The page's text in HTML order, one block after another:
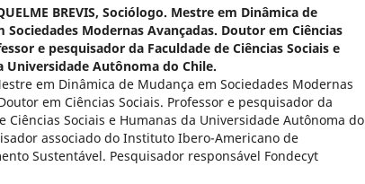
BREVIS, Sociólogo. Mestre em Dinâmica de
Sociedades Modernas Avançadas. Doutor em Ciências
e pesquisador da Faculdade de Ciências Sociais e
Universidade Autônoma do Chile.
em Dinâmica de Mudança em Sociedades Modernas
em Ciências Sociais. Professor e pesquisador da
Ciências Sociais e Humanas da Universidade Autônoma do
associado do Instituto Ibero-Americano de
Sustentável. Pesquisador responsável Fondecyt